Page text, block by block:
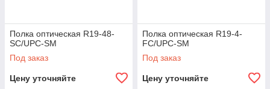
Полка оптическая R19-48-
SC/UPC-SM
Под заказ
Цену уточняйте
Полка оптическая R19-4-
FC/UPC-SM
Под заказ
Цену уточняйте